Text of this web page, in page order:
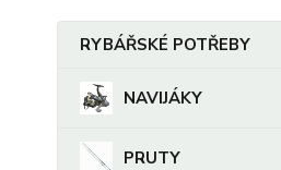
RYBÁŘSKÉ POTŘEBY
NAVIJÁKY
PRUTY